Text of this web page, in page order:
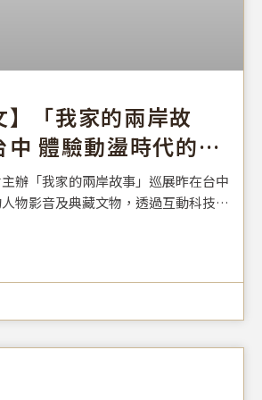
】「我家的兩岸故
體驗動盪時代的遷
辦「我家的兩岸故事」巡展昨在台中
物影音及典藏文物，透過互動科技與
時代的遷台歷史，沈慶京表示，會持
望兩岸持續和平。